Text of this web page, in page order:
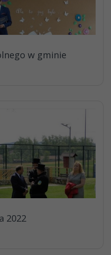
w gminie
2022